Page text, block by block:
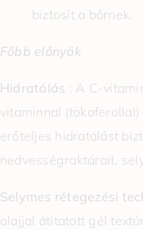
biztosít a bőrnek.
Főbb előnyök
Hidratálás : A C-
vitaminnal
erőteljes hidratálást
nedvességraktárait,
Selymes rétegezési
olajjal átitatott gél